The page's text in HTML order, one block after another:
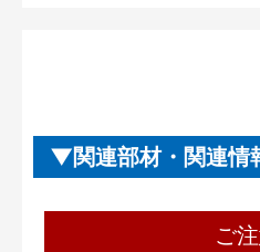
関連部材・関連情
ご